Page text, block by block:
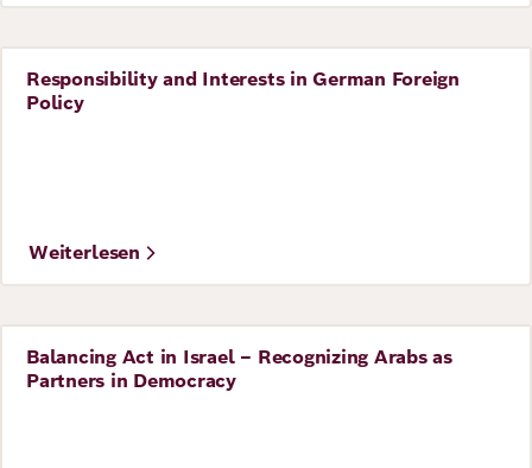
Perspective
Responsibility and Interests in German Foreign
Policy
Weiterlesen
Perspective
Balancing Act in Israel – Recognizing Arabs as
Partners in Democracy